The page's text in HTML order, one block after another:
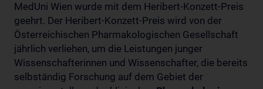
MedUni Wien wurde mit dem Heribert-Konzett-Preis
geehrt. Der Heribert-Konzett-Preis wird von der
Österreichischen Pharmakologischen Gesellschaft
jährlich verliehen, um die Leistungen junger
Wissenschafterinnen und Wissenschafter, die bereits
selbständig Forschung auf dem Gebiet der